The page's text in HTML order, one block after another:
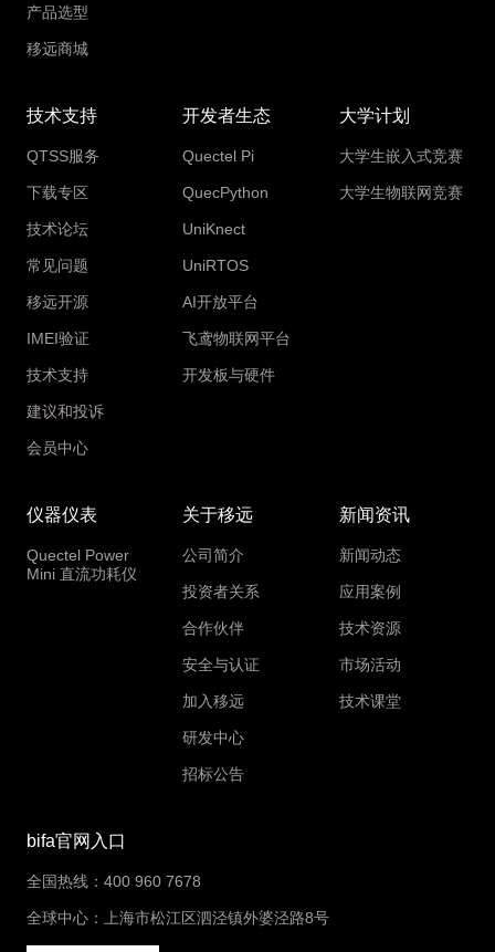
产品选型
移远商城
技术支持
QTSS服务
下载专区
技术论坛
常见问题
移远开源
IMEI验证
技术支持
建议和投诉
会员中心
开发者生态
Quectel Pi
QuecPython
UniKnect
UniRTOS
AI开放平台
飞鸢物联网平台
开发板与硬件
大学计划
大学生嵌入式竞赛
大学生物联网竞赛
仪器仪表
Quectel Power
Mini 直流功耗仪
关于移远
公司简介
投资者关系
合作伙伴
安全与认证
加入移远
研发中心
招标公告
新闻资讯
新闻动态
应用案例
技术资源
市场活动
技术课堂
bifa官网入口
全国热线：400 960 7678
全球中心：上海市松江区泗泾镇外婆泾路8号